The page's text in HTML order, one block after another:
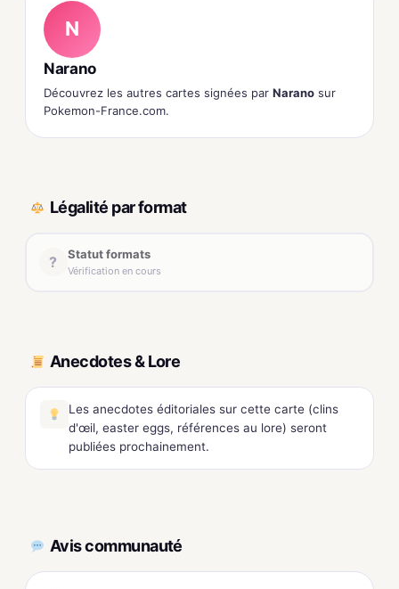
N
Narano
Découvrez les autres cartes signées par Narano sur
Pokemon-France.com.
Légalité par format
? Statut formats
Vérification en cours
Anecdotes & Lore
Les anecdotes éditoriales sur cette carte (clins
d'œil, easter eggs, références au lore) seront
publiées prochainement.
Avis communauté